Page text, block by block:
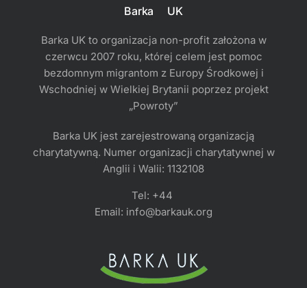
Barka UK
Barka UK to organizacja non-profit założona w
czerwcu 2007 roku, której celem jest pomoc
bezdomnym migrantom z Europy Środkowej i
Wschodniej w Wielkiej Brytanii poprzez projekt
„Powroty”
Barka UK jest zarejestrowaną organizacją
charytatywną. Numer organizacji charytatywnej w
Anglii i Walii: 1132108
Tel: +44
Email: info@barkauk.org